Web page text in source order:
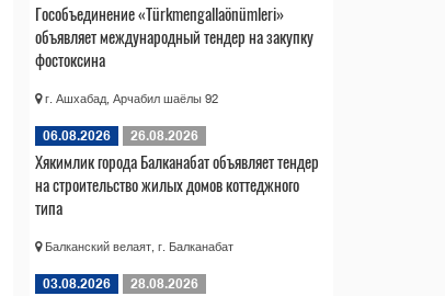
Гособъединение «Türkmengallaönümleri»
объявляет международный тендер на закупку
фостоксина
г. Ашхабад, Арчабил шаёлы 92
06.08.2026 26.08.2026
Хякимлик города Балканабат объявляет тендер
на строительство жилых домов коттеджного
типа
Балканский велаят, г. Балканабат
03.08.2026 28.08.2026